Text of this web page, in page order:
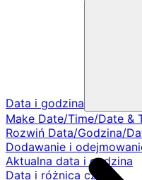
Data i godzina
Make Date/Time/Date &
Rozwiń Data/Godzina/
Dodawanie i
Aktualna data i godzina
Data i różnica czasu